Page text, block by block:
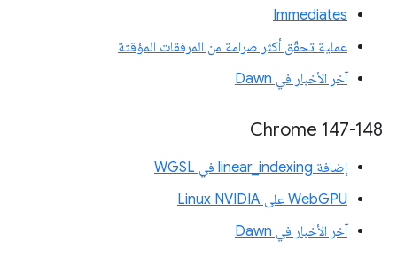
Immediates
عملية تحقّق أكثر صرامة من المرفقات المؤقتة
آخر الأخبار في Dawn
Chrome 147-148
إضافة linear_indexing في WGSL
WebGPU على Linux NVIDIA
آخر الأخبار في Dawn